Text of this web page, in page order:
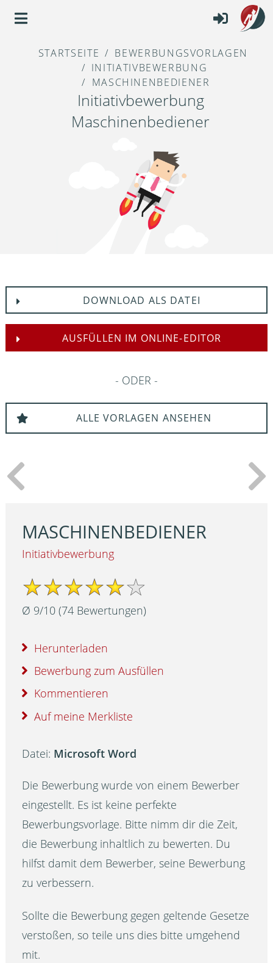
STARTSEITE
BEWERBUNGSVORLAGEN
INITIATIVBEWERBUNG
MASCHINENBEDIENER
Initiativbewerbung
Maschinenbediener
DOWNLOAD ALS DATEI
AUSFÜLLEN IM ONLINE-EDITOR
ODER
ALLE VORLAGEN ANSEHEN
MASCHINENBEDIENER
Initiativbewerbung
Ø 9/10 (74 Bewertungen)
Herunterladen
Bewerbung zum Ausfüllen
Kommentieren
Auf meine Merkliste
Datei: Microsoft Word
Die Bewerbung wurde von einem Bewerber
eingestellt. Es ist keine perfekte
Bewerbungsvorlage. Bitte nimm dir die Zeit,
die Bewerbung inhaltlich zu bewerten. Du
hilfst damit dem Bewerber, seine Bewerbung
zu verbessern.
Sollte die Bewerbung gegen geltende Gesetze
verstoßen, so teile uns dies bitte umgehend
mit.